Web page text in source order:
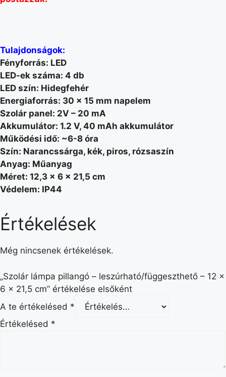
Tulajdonságok:
Fényforrás: LED
LED-ek száma: 4 db
LED szín: Hidegfehér
Energiaforrás: 30 x 15 mm napelem
Szolár panel: 2V – 20 mA
Akkumulátor: 1.2 V, 40 mAh akkumulátor
Működési idő: ~6-8 óra
Szín: Narancssárga, kék, piros, rózsaszín
Anyag: Műanyag
Méret: 12,3 x 6 x 21,5 cm
Védelem: IP44
Értékelések
Még nincsenek értékelések.
„Szolár lámpa pillangó – leszúrható/függeszthető – 12 x
6 x 21,5 cm” értékelése elsőként
A te értékelésed *
Értékelésed *